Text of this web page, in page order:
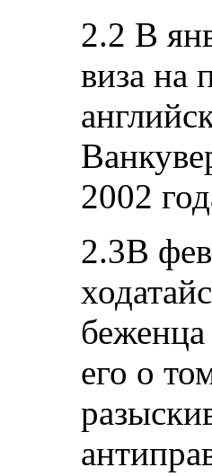
2.2 В
виза на
2002
2.3В
его о